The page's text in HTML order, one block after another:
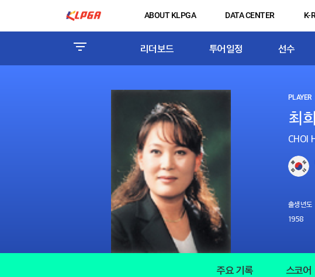
ABOUT KLPGA DATA CENTER K-
리더보드 투어일정 선수
PLAYER
CHOI
출생년도
1958
주요 기록 스코어